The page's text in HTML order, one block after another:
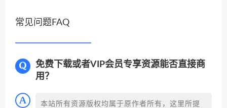
常见问题FAQ
免费下载或者VIP会员专享资源能否直接商
用？
本站所有资源版权均属于原作者所有，这里所提